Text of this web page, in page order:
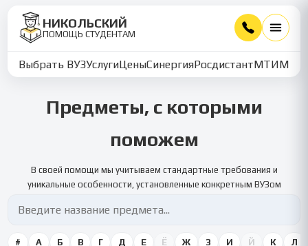
НИКОЛЬСКИЙ
ПОМОЩЬ СТУДЕНТАМ
Выбрать ВУЗУслугиЦеныСинергияРосдистантМТИММУ
Предметы, с которыми
поможем
В своей помощи мы учитываем стандартные требования и
уникальные особенности, установленные конкретным ВУЗом
# А Б В Г Д Е Ё Ж З И Й К Л